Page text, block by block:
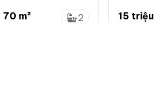
70 m²
2
15 triệu